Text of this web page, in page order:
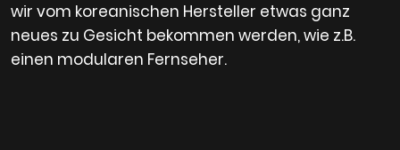
wir vom koreanischen Hersteller etwas ganz
neues zu Gesicht bekommen werden, wie z.B.
einen modularen Fernseher.